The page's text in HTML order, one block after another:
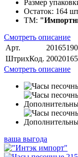
Размер
Остаток: 164
ТМ:
Смотреть описание
Арт.
ШтрихКод.
Смотреть описание
ваша выгода